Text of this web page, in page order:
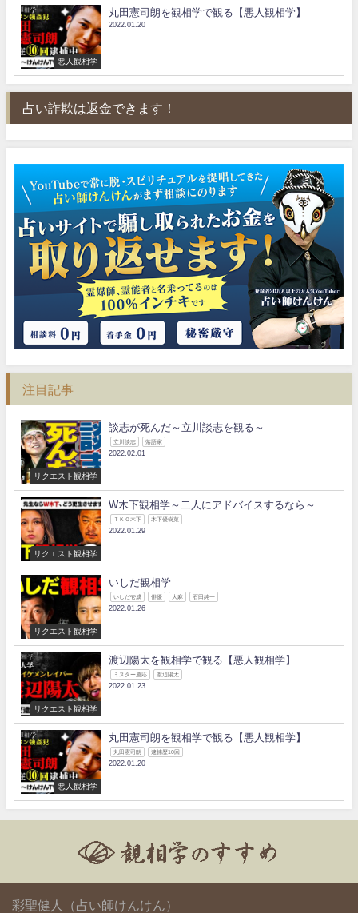
悪人観相学
丸田憲司朗を観相学で観る【悪人観相学】
2022.01.20
占い詐欺は返金できます！
注目記事
リクエスト観相学
談志が死んだ～立川談志を観る～
立川談志 落語家
2022.02.01
リクエスト観相学
W木下観相学～二人にアドバイスするなら～
ＴＫＯ木下 木下優樹菜
2022.01.29
リクエスト観相学
いしだ観相学
いしだ壱成 俳優 大麻 石田純一
2022.01.26
リクエスト観相学
渡辺陽太を観相学で観る【悪人観相学】
ミスター慶応 渡辺陽太
2022.01.23
悪人観相学
丸田憲司朗を観相学で観る【悪人観相学】
丸田憲司朗 逮捕歴10回
2022.01.20
彩聖健人（占い師けんけん）